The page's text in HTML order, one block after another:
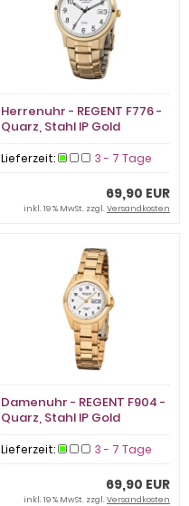
Herrenuhr - REGENT F776 -
Quarz, Stahl IP Gold
Lieferzeit: 3 - 7 Tage
69,90 EUR
inkl. 19 % MwSt. zzgl.Versandkosten
Damenuhr - REGENT F904 -
Quarz, Stahl IP Gold
Lieferzeit: 3 - 7 Tage
69,90 EUR
inkl. 19 % MwSt. zzgl.Versandkosten